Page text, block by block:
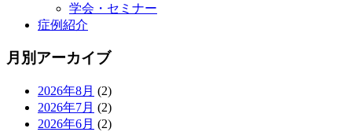
学会・セミナー
症例紹介
月別アーカイブ
2026年8月 (2)
2026年7月 (2)
2026年6月 (2)